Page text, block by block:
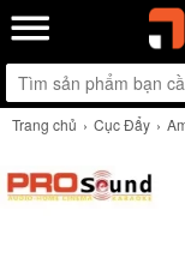
Trang chủ Cục Đẩy